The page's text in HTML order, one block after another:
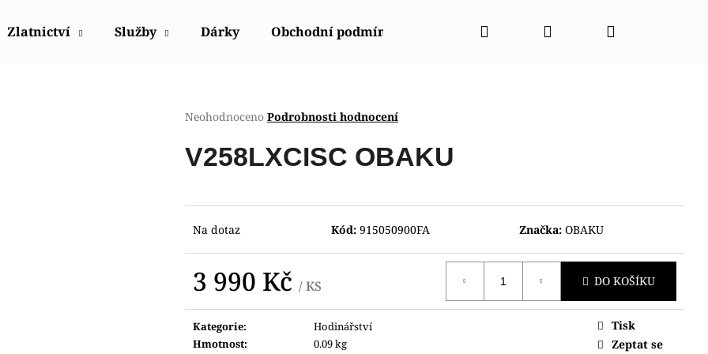
Zlatnictví Služby Dárky Obchodní podmínky Napište nám Kontakty
Hledat PřihlášeníNákupní
Průměrné
produktu
je
5
Neohodnoceno Podrobnosti hodnocení
V258LXCISC OBAKU
Na dotaz Kód: 915050900FA Značka: OBAKU
3 990 Kč / KS DO KOŠÍKU
Kategorie:
Hodinářství
Hmotnost:
0.09 kg
Tisk
Zeptat se
HLEDAT
HODINKY ORIENT RABA0002E30B